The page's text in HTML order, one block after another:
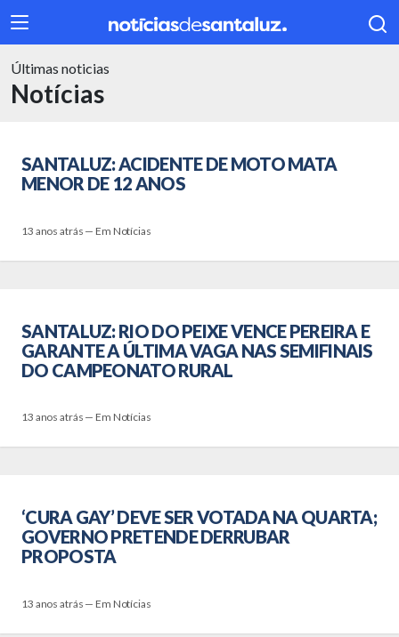
Últimas noticias
Notícias
SANTALUZ: ACIDENTE DE MOTO MATA
MENOR DE 12 ANOS
13 anos atrás — Em Notícias
SANTALUZ: RIO DO PEIXE VENCE PEREIRA E
GARANTE A ÚLTIMA VAGA NAS SEMIFINAIS
DO CAMPEONATO RURAL
13 anos atrás — Em Notícias
‘CURA GAY’ DEVE SER VOTADA NA QUARTA;
GOVERNO PRETENDE DERRUBAR
PROPOSTA
13 anos atrás — Em Notícias